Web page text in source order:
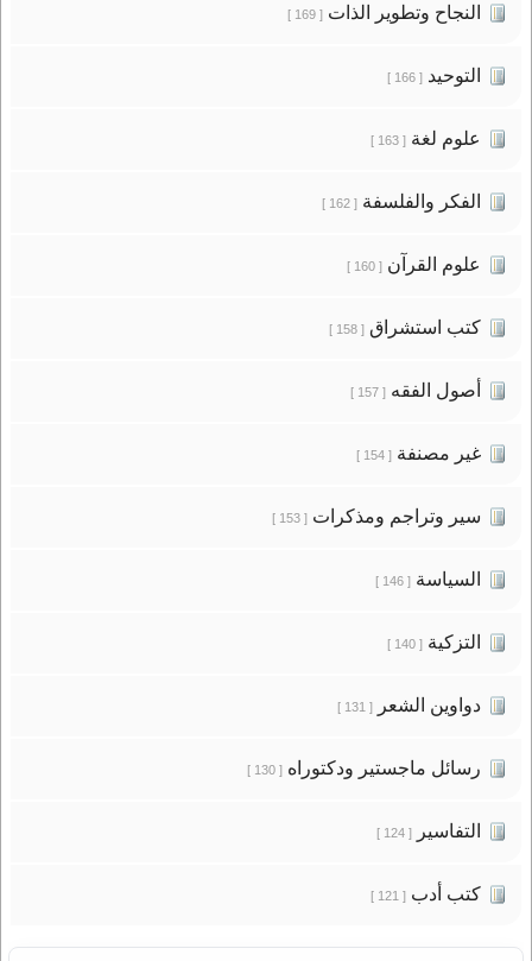
النجاح وتطوير الذات[ 169 ]
التوحيد[ 166 ]
علوم لغة[ 163 ]
الفكر والفلسفة[ 162 ]
علوم القرآن[ 160 ]
كتب استشراق[ 158 ]
أصول الفقه[ 157 ]
غير مصنفة[ 154 ]
سير وتراجم ومذكرات[ 153 ]
السياسة[ 146 ]
التزكية[ 140 ]
دواوين الشعر[ 131 ]
رسائل ماجستير ودكتوراه[ 130 ]
التفاسير[ 124 ]
كتب أدب[ 121 ]